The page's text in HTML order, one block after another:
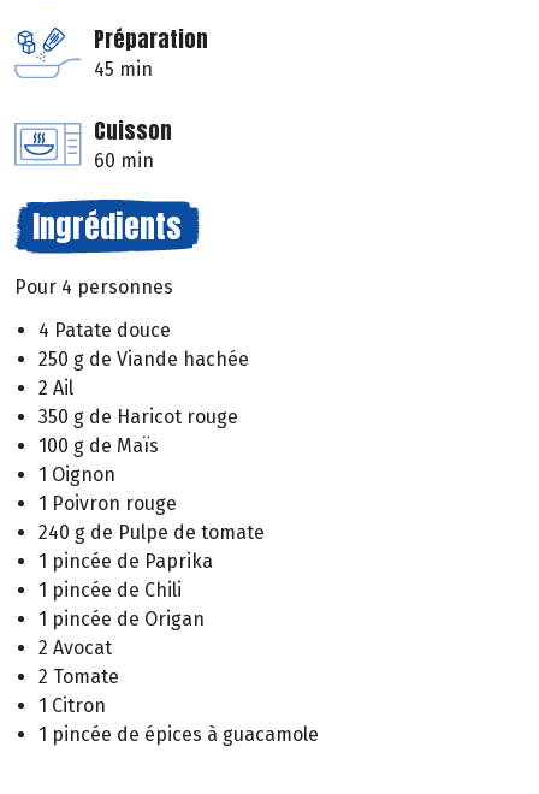
Préparation
45 min
Cuisson
60 min
Ingrédients
Pour 4 personnes
4 Patate douce
250 g de Viande hachée
2 Ail
350 g de Haricot rouge
100 g de Maïs
1 Oignon
1 Poivron rouge
240 g de Pulpe de tomate
1 pincée de Paprika
1 pincée de Chili
1 pincée de Origan
2 Avocat
2 Tomate
1 Citron
1 pincée de épices à guacamole